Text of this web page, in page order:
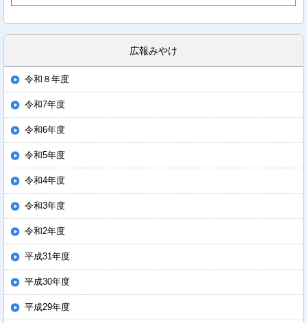
広報みやけ
令和８年度
令和7年度
令和6年度
令和5年度
令和4年度
令和3年度
令和2年度
平成31年度
平成30年度
平成29年度